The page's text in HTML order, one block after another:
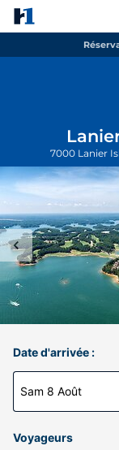
7000 Lanier
Date d'arrivée :
Sam 8 Août
Voyageurs